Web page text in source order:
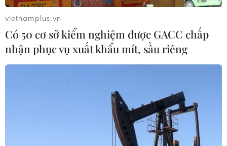
Bộ Y tế: Chưa ghi nhận chủng virus mới lạ
vietnamplus.vn
Có 50 cơ sở kiểm nghiệm được GACC chấp
nhận phục vụ xuất khẩu mít, sầu riêng